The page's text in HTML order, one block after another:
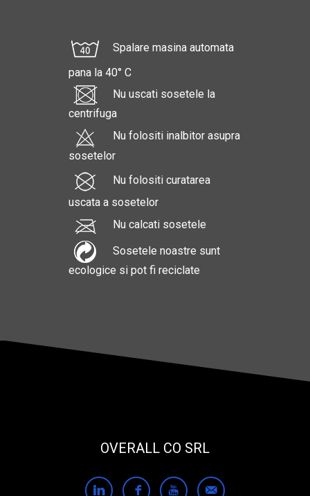
Spalare masina automata
pana la 40° C
Nu uscati sosetele la
centrifuga
Nu folositi inalbitor asupra
sosetelor
Nu folositi curatarea
uscata a sosetelor
Nu calcati sosetele
Sosetele noastre sunt
ecologice si pot fi reciclate
OVERALL CO SRL
L f U ]